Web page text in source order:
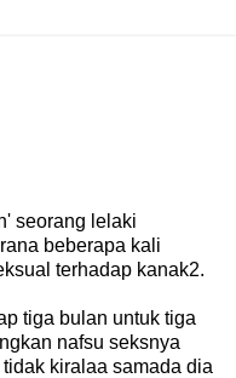
seorang lelaki
beberapa kali
terhadap kanak2.
tiga bulan untuk tiga
nafsu seksnya
kiralaa samada dia